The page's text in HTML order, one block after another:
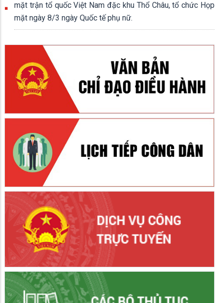
mặt trận tổ quốc Việt Nam đặc khu Thổ Châu, tổ chức Họp
mặt ngày 8/3 ngày Quốc tế phụ nữ.